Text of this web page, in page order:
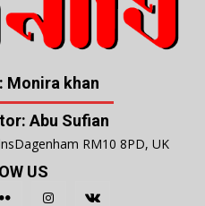
Monira khan
Abu Sufian
RM10 8PD, UK
US